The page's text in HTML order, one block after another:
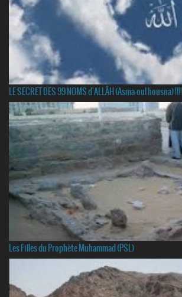
LE SECRET DES 99 NOMS d'ALLÂH (Asma-oul housna) !!!!
Les Filles du Prophète Muhammad (PSL)